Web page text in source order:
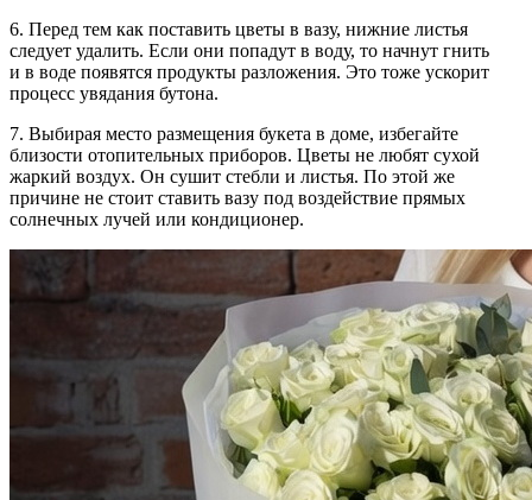
6. Перед тем как поставить цветы в вазу, нижние листья
следует удалить. Если они попадут в воду, то начнут гнить
и в воде появятся продукты разложения. Это тоже ускорит
процесс увядания бутона.
7. Выбирая место размещения букета в доме, избегайте
близости отопительных приборов. Цветы не любят сухой
жаркий воздух. Он сушит стебли и листья. По этой же
причине не стоит ставить вазу под воздействие прямых
солнечных лучей или кондиционер.